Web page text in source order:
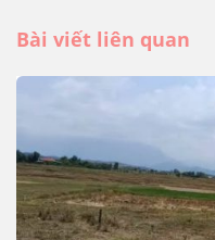
Bài viết liên quan